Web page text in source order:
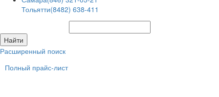
Тольятти(8482) 638-411
Расширенный поиск
Полный прайс-лист